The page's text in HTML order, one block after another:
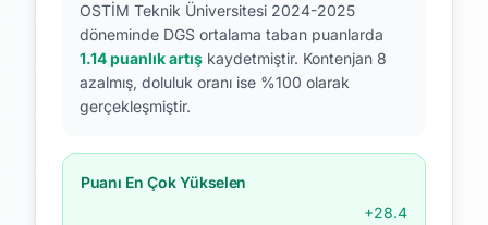
OSTİM Teknik Üniversitesi 2024-2025
döneminde DGS ortalama taban puanlarda
1.14 puanlık artış kaydetmiştir. Kontenjan 8
azalmış, doluluk oranı ise %100 olarak
gerçekleşmiştir.
Puanı En Çok Yükselen
+28.4